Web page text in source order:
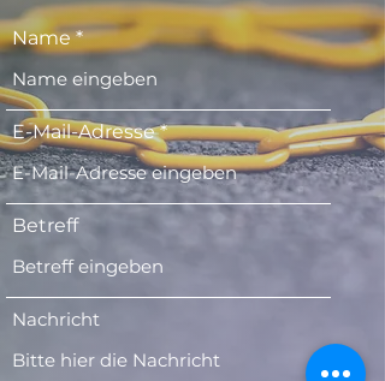
Name
E-Mail-Adresse
Betreff
Nachricht